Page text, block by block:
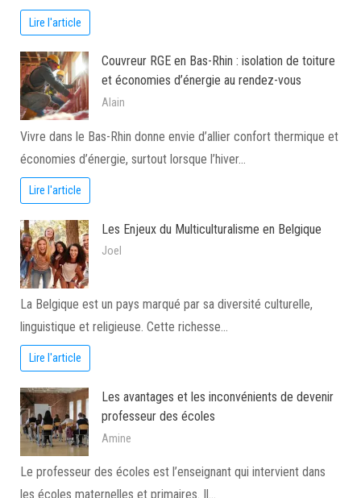
Lire l'article
Couvreur RGE en Bas-Rhin : isolation de toiture
et économies d’énergie au rendez-vous
Alain
Vivre dans le Bas-Rhin donne envie d’allier confort thermique et
économies d’énergie, surtout lorsque l’hiver…
Lire l'article
Les Enjeux du Multiculturalisme en Belgique
Joel
La Belgique est un pays marqué par sa diversité culturelle,
linguistique et religieuse. Cette richesse…
Lire l'article
Les avantages et les inconvénients de devenir
professeur des écoles
Amine
Le professeur des écoles est l’enseignant qui intervient dans
les écoles maternelles et primaires. Il…